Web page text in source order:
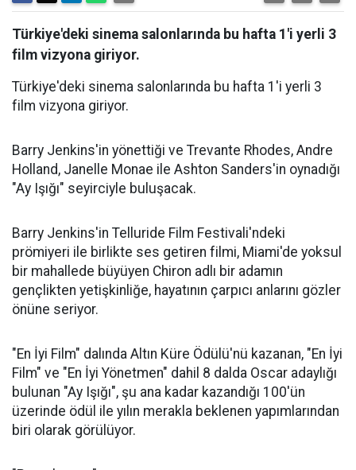
Türkiye'deki sinema salonlarında bu hafta 1'i yerli 3
film vizyona giriyor.
Türkiye'deki sinema salonlarında bu hafta 1'i yerli 3
film vizyona giriyor.
Barry Jenkins'in yönettiği ve Trevante Rhodes, Andre
Holland, Janelle Monae ile Ashton Sanders'in oynadığı
"Ay Işığı" seyirciyle buluşacak.
Barry Jenkins'in Telluride Film Festivali'ndeki
prömiyeri ile birlikte ses getiren filmi, Miami'de yoksul
bir mahallede büyüyen Chiron adlı bir adamın
gençlikten yetişkinliğe, hayatının çarpıcı anlarını gözler
önüne seriyor.
"En İyi Film" dalında Altın Küre Ödülü'nü kazanan, "En İyi
Film" ve "En İyi Yönetmen" dahil 8 dalda Oscar adaylığı
bulunan "Ay Işığı", şu ana kadar kazandığı 100'ün
üzerinde ödül ile yılın merakla beklenen yapımlarından
biri olarak görülüyor.